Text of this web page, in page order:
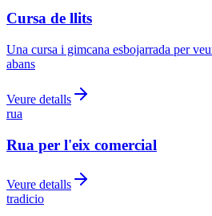
Cursa de llits
Una cursa i gimcana esbojarrada per
abans
Veure detalls
rua
Rua per l'eix comercial
Veure detalls
tradicio